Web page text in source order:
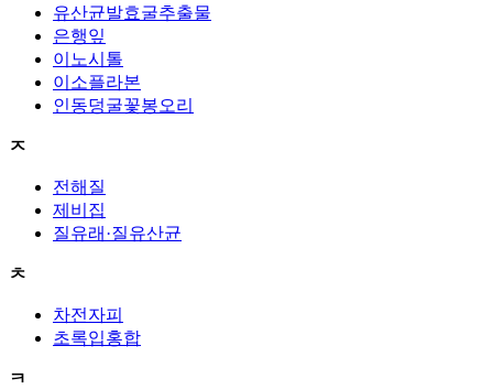
유산균발효굴추출물
은행잎
이노시톨
이소플라본
인동덩굴꽃봉오리
ㅈ
전해질
제비집
질유래·질유산균
ㅊ
차전자피
초록입홍합
ㅋ